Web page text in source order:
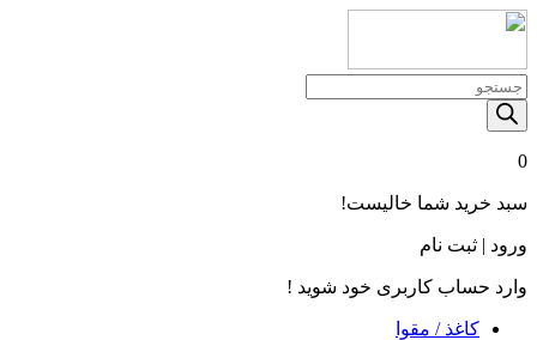
Products
search
0
سبد خرید شما خالیست!
ورود | ثبت نام
وارد حساب کاربری خود شوید !
کاغذ / مقوا